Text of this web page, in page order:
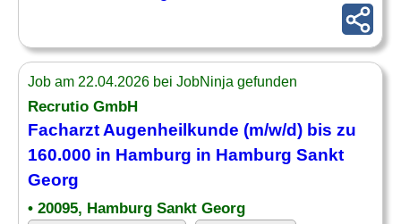
Job am 22.04.2026 bei JobNinja gefunden
Recrutio GmbH
Facharzt Augenheilkunde (m/w/d) bis zu
160.000 in Hamburg in Hamburg Sankt
Georg
• 20095, Hamburg Sankt Georg